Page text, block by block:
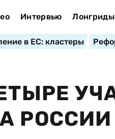
Интервью Лонгриды
в ЕС: кластеры
РОССИИ